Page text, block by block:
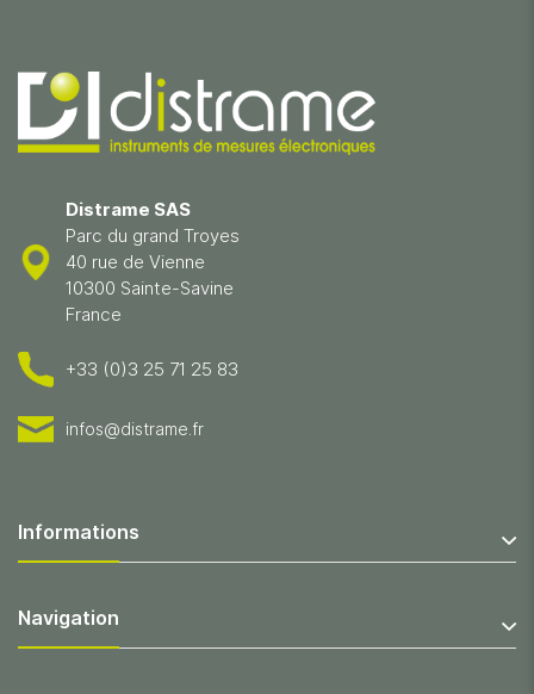
Distrame SAS
Parc du grand Troyes
40 rue de Vienne
10300 Sainte-Savine
France
+33 (0)3 25 71 25 83
infos@distrame.fr
Informations
Navigation